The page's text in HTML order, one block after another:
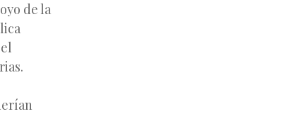
de la